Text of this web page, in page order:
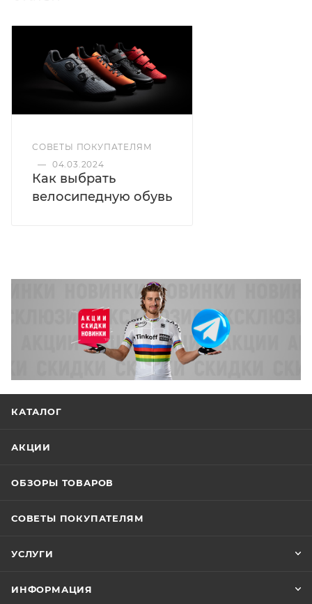
СОВЕТЫ ПОКУПАТЕЛЯМ
— 04.03.2024
Как выбрать
велосипедную обувь
КАТАЛОГ
АКЦИИ
ОБЗОРЫ ТОВАРОВ
СОВЕТЫ ПОКУПАТЕЛЯМ
УСЛУГИ
ИНФОРМАЦИЯ